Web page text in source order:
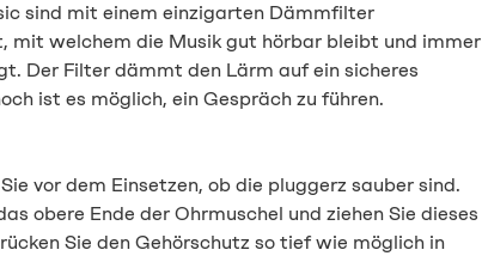
sind mit einem einzigarten Dämmfilter
mit welchem die Musik gut hörbar bleibt und immer
Der Filter dämmt den Lärm auf ein sicheres
ist es möglich, ein Gespräch zu führen.
vor dem Einsetzen, ob die pluggerz sauber sind.
obere Ende der Ohrmuschel und ziehen Sie dieses
Sie den Gehörschutz so tief wie möglich in